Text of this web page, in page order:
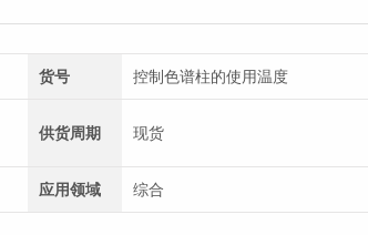
货号 控制色谱柱的使用温度
供货周期 现货
应用领域 综合